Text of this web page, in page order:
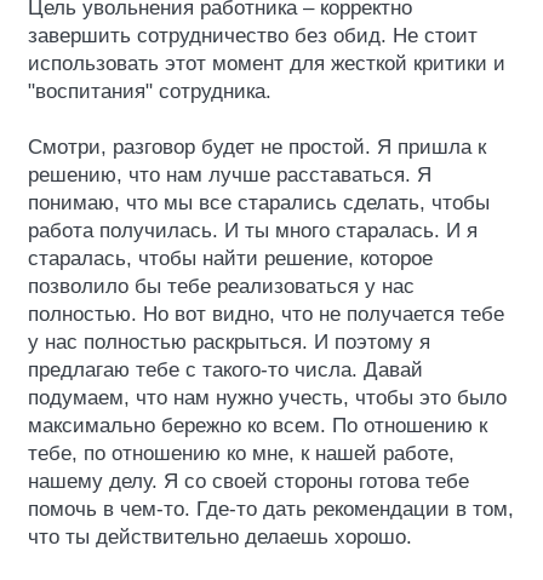
Цель увольнения работника – корректно
завершить сотрудничество без обид. Не стоит
использовать этот момент для жесткой критики и
"воспитания" сотрудника.
Смотри, разговор будет не простой. Я пришла к
решению, что нам лучше расставаться. Я
понимаю, что мы все старались сделать, чтобы
работа получилась. И ты много старалась. И я
старалась, чтобы найти решение, которое
позволило бы тебе реализоваться у нас
полностью. Но вот видно, что не получается тебе
у нас полностью раскрыться. И поэтому я
предлагаю тебе с такого-то числа. Давай
подумаем, что нам нужно учесть, чтобы это было
максимально бережно ко всем. По отношению к
тебе, по отношению ко мне, к нашей работе,
нашему делу. Я со своей стороны готова тебе
помочь в чем-то. Где-то дать рекомендации в том,
что ты действительно делаешь хорошо.